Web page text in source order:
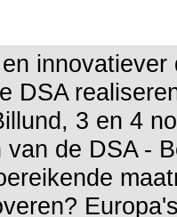
innovatiever
DSA
3 en 4
de DSA -